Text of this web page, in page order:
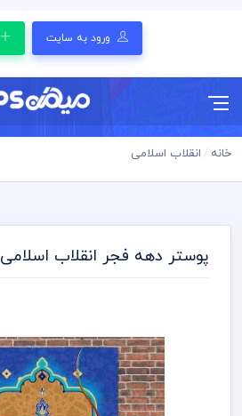
ورود به سایت
خانه انقلاب اسلامی
پوستر دهه فجر انقلاب اسلامی